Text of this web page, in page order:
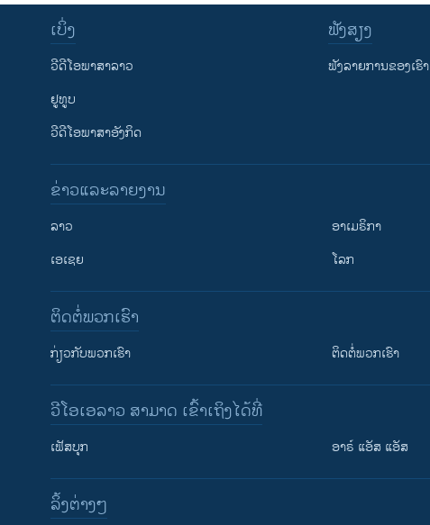
ຕິດຕາມພວກເຮົາ ທີ່
ເບິ່ງ
ວີດີໂອພາສາລາວ
ຢູທູບ
ວີດີໂອພາສາອັງກິດ
ຟັງສຽງ
ຟັງລາຍການຂອງເຮົາ
ຂ່າວແລະລາຍງານ
ລາວ
ເອເຊຍ
ອາເມຣິກາ
ໂລກ
ຕິດຕໍ່ພວກເຮົາ
ກ່ຽວກັບພວກເຮົາ ຕິດຕໍ່ພວກເຮົາ
ວີໂອເອລາວ ສາມາດ ເຂົ້າເຖິງໄດ້ທີ່
ເຟັສບຸກ ອາຣ໌ ແອັສ ແອັສ
​ລິ້ງ​ຕ່າງໆ